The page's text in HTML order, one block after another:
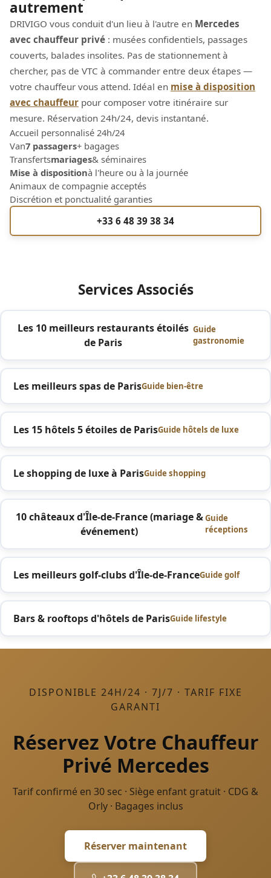
autrement
DRIVIGO vous conduit d'un lieu à l'autre en Mercedes
avec chauffeur privé : musées confidentiels, passages
couverts, balades insolites. Pas de stationnement à
chercher, pas de VTC à commander entre deux étapes —
votre chauffeur vous attend. Idéal en mise à disposition
avec chauffeur pour composer votre itinéraire sur
mesure. Réservation 24h/24, devis instantané.
Accueil personnalisé 24h/24
Van7 passagers+ bagages
Transfertsmariages& séminaires
Mise à dispositionà l'heure ou à la journée
Animaux de compagnie acceptés
Discrétion et ponctualité garanties
+33 6 48 39 38 34
Services Associés
Les 10 meilleurs restaurants étoilés
de Paris
Guide
gastronomie
Les meilleurs spas de ParisGuide bien-être
Les 15 hôtels 5 étoiles de ParisGuide hôtels de luxe
Le shopping de luxe à ParisGuide shopping
10 châteaux d'Île-de-France (mariage &
événement)
Guide
réceptions
Les meilleurs golf-clubs d'Île-de-FranceGuide golf
Bars & rooftops d'hôtels de ParisGuide lifestyle
DISPONIBLE 24H/24 · 7J/7 · TARIF FIXE
GARANTI
Réservez Votre Chauffeur
Privé Mercedes
Tarif confirmé en 30 sec · Siège enfant gratuit · CDG &
Orly · Bagages inclus
Réserver maintenant